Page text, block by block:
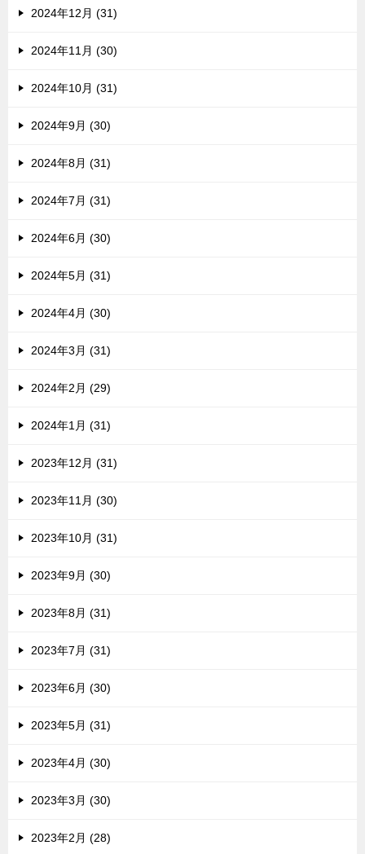
2024年12月 (31)
2024年11月 (30)
2024年10月 (31)
2024年9月 (30)
2024年8月 (31)
2024年7月 (31)
2024年6月 (30)
2024年5月 (31)
2024年4月 (30)
2024年3月 (31)
2024年2月 (29)
2024年1月 (31)
2023年12月 (31)
2023年11月 (30)
2023年10月 (31)
2023年9月 (30)
2023年8月 (31)
2023年7月 (31)
2023年6月 (30)
2023年5月 (31)
2023年4月 (30)
2023年3月 (30)
2023年2月 (28)